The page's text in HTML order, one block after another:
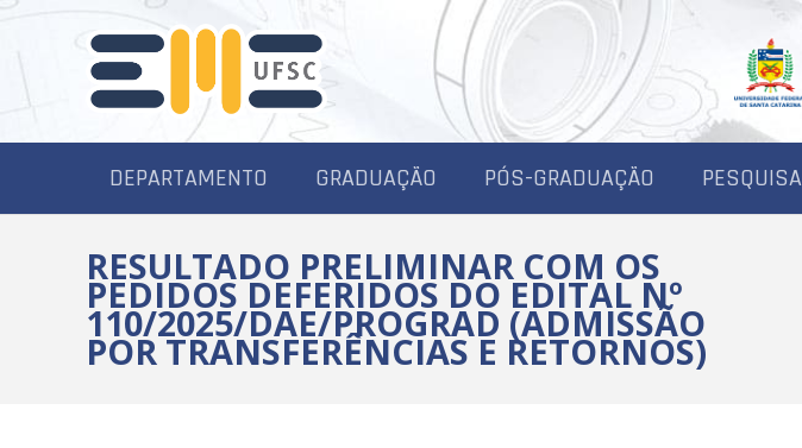
DEPARTAMENTO GRADUAÇÃO PÓS-GRADUAÇÃO PESQUISA
RESULTADO PRELIMINAR COM OS
PEDIDOS DEFERIDOS DO EDITAL Nº
110/2025/DAE/PROGRAD (ADMISSÃO
POR TRANSFERÊNCIAS E RETORNOS)